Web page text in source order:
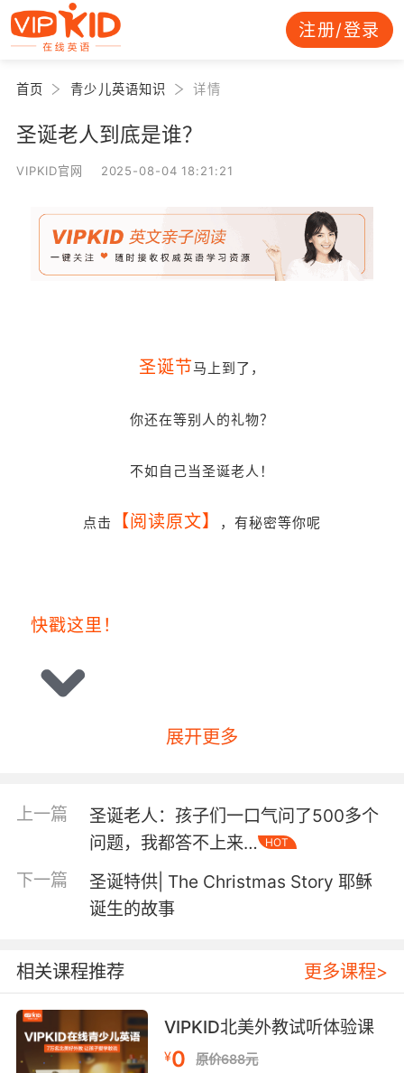
注册/登录
首页 青少儿英语知识 详情
圣诞老人到底是谁？
VIPKID官网 2025-08-04 18:21:21
圣诞节马上到了，
你还在等别人的礼物？
不如自己当圣诞老人！
点击 【阅读原文】 ，有秘密等你呢
快戳这里！
展开更多
上一篇
圣诞老人：孩子们一口气问了500多个
问题，我都答不上来…
HOT
下一篇
圣诞特供| The Christmas Story 耶稣
诞生的故事
相关课程推荐 更多课程>
VIPKID北美外教试听体验课
¥0 原价688元